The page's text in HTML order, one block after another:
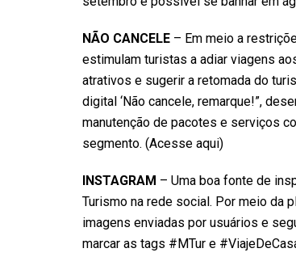
NÃO CANCELE – Em meio a
estimulam turistas a adiar viagens
atrativos e sugerir a retomada do
digital ‘Não cancele, remarque!”,
manutenção de pacotes e serviços
segmento. (Acesse aqui)
INSTAGRAM – Uma boa fonte de
Turismo na rede social. Por meio da
imagens enviadas por usuários e
marcar as tags #MTur e